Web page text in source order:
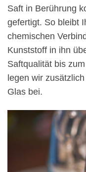
Saft in Berührung
gefertigt. So bleibt
chemischen
Kunststoff in ihn
Saftqualität bis
legen wir
Glas bei.